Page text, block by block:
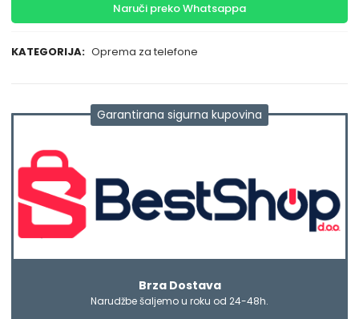
Naruči preko Whatsappa
KATEGORIJA: Oprema za telefone
Garantirana sigurna kupovina
Brza Dostava
Narudžbe šaljemo u roku od 24-48h.